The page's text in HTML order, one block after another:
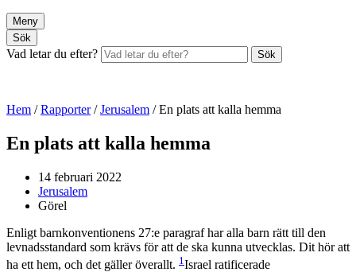
Meny
Sök
Vad letar du efter? Sök
Hem /Rapporter/Jerusalem /En plats att kalla hemma
En plats att kalla hemma
14 februari 2022
Jerusalem
Görel
Enligt barnkonventionens 27:e paragraf har alla barn rätt till den
levnadsstandard som krävs för att de ska kunna utvecklas. Dit hör att
ha ett hem, och det gäller överallt. 1 Israel ratificerade